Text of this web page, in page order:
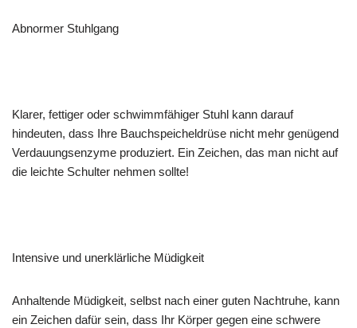
Abnormer Stuhlgang
Klarer, fettiger oder schwimmfähiger Stuhl kann darauf
hindeuten, dass Ihre Bauchspeicheldrüse nicht mehr genügend
Verdauungsenzyme produziert. Ein Zeichen, das man nicht auf
die leichte Schulter nehmen sollte!
Intensive und unerklärliche Müdigkeit
Anhaltende Müdigkeit, selbst nach einer guten Nachtruhe, kann
ein Zeichen dafür sein, dass Ihr Körper gegen eine schwere